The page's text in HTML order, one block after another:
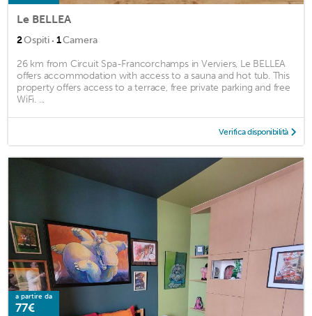
Le BELLEA
2Ospiti · 1Camera
26 km from Circuit Spa-Francorchamps in Verviers, Le BELLEA
offers accommodation with access to a sauna and hot tub. This
property offers access to a terrace, free private parking and free
WiFi. ...
Verifica disponibilità
a partire da
77€